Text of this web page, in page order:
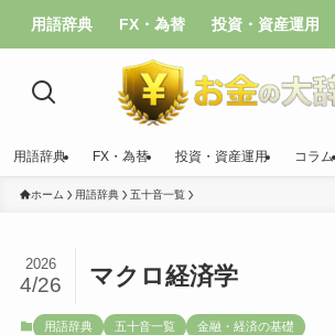
用語辞典 FX・為替 投資・資産運用
用語辞典 FX・為替 投資・資産運用 コラム
ホーム 用語辞典 五十音一覧
マクロ経済学
2026
4/26
用語辞典 五十音一覧 金融・経済の基礎